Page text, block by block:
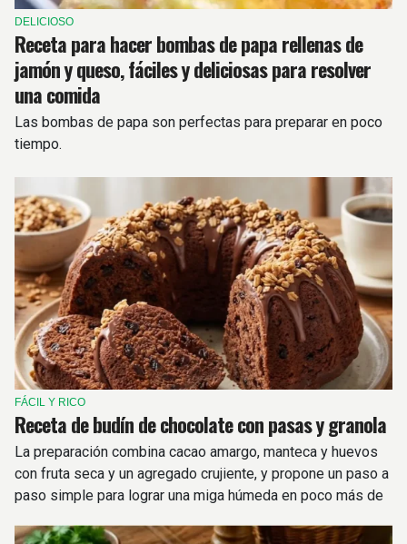
DELICIOSO
Receta para hacer bombas de papa rellenas de
jamón y queso, fáciles y deliciosas para resolver
una comida
Las bombas de papa son perfectas para preparar en poco
tiempo.
FÁCIL Y RICO
Receta de budín de chocolate con pasas y granola
La preparación combina cacao amargo, manteca y huevos
con fruta seca y un agregado crujiente, y propone un paso a
paso simple para lograr una miga húmeda en poco más de